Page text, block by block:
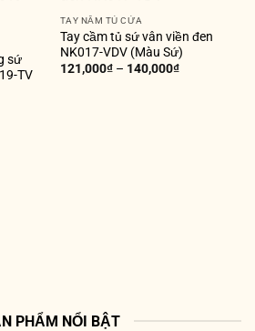
sứ
TV
TAY NẮM TỦ CỬA
Tay cầm tủ sứ vân viền đen
NK017-VDV (Màu Sứ)
121,000₫– 140,000₫
PHẨM NỔI BẬT